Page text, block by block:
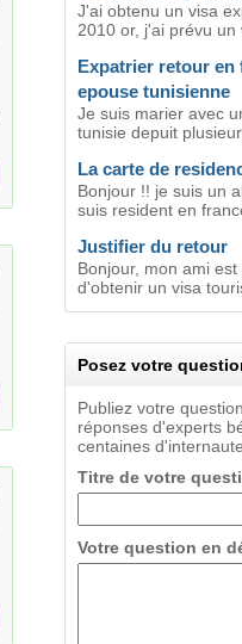
J'ai obtenu un visa
2010 or, j'ai prévu un
Expatrier retour en
epouse tunisienne
Je suis marier avec
tunisie depuit
La carte de
Bonjour !! je suis un
suis resident en
Justifier du retour
Bonjour, mon ami
d'obtenir un visa
Posez votre
Publiez votre
réponses d'experts
centaines
Titre de votre
Votre question en